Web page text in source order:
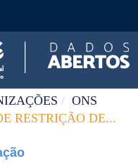
ONS
RESTRIÇÃO DE...